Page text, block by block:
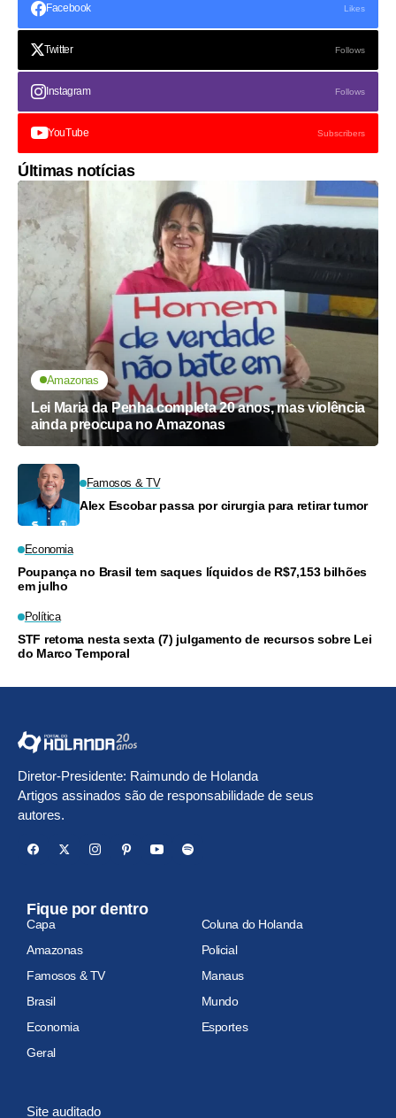
Facebook Likes
Twitter Follows
Instagram Follows
YouTube Subscribers
Últimas notícias
Amazonas
Lei Maria da Penha completa 20 anos, mas violência
ainda preocupa no Amazonas
Famosos & TV
Alex Escobar passa por cirurgia para retirar tumor
Economia
Poupança no Brasil tem saques líquidos de R$7,153 bilhões
em julho
Política
STF retoma nesta sexta (7) julgamento de recursos sobre Lei
do Marco Temporal
Diretor-Presidente: Raimundo de Holanda
Artigos assinados são de responsabilidade de seus
autores.
Fique por dentro
Capa
Coluna do Holanda
Amazonas
Policial
Famosos & TV
Manaus
Brasil
Mundo
Economia
Esportes
Geral
Site auditado